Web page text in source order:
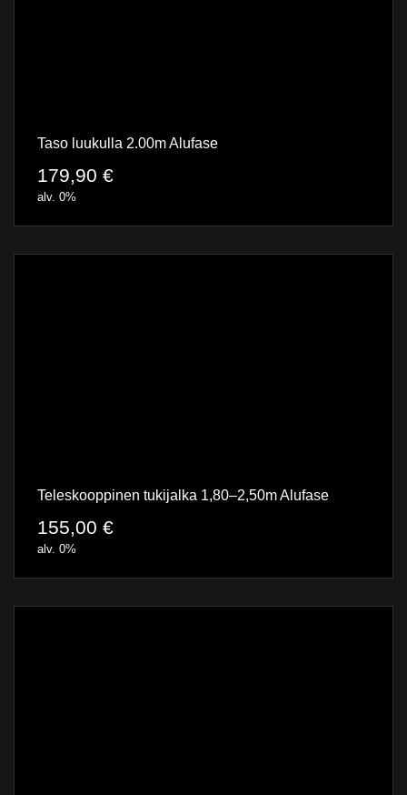
Taso luukulla 2.00m Alufase
179,90 €
alv. 0%
Teleskooppinen tukijalka 1,80–2,50m Alufase
155,00 €
alv. 0%